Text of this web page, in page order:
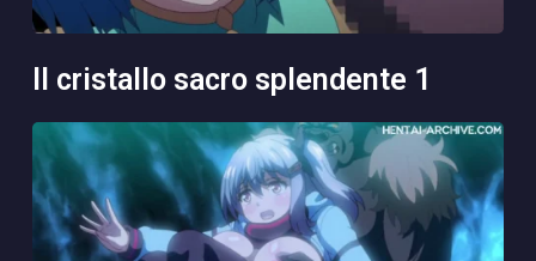
il cristallo sacro splendente 1